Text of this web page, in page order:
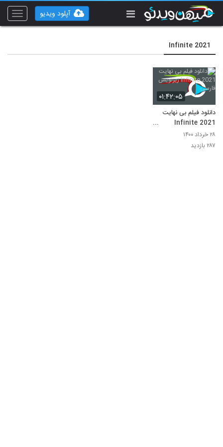
Toggle
آپلود ویدیو
Infinite 2021
۰۱:۴۲:۰۵
دانلود فیلم بی نهایت
Infinite 2021
زیرنویس فارسی
۲۸ خرداد ۱۴۰۰
۲۸۷ بازدید